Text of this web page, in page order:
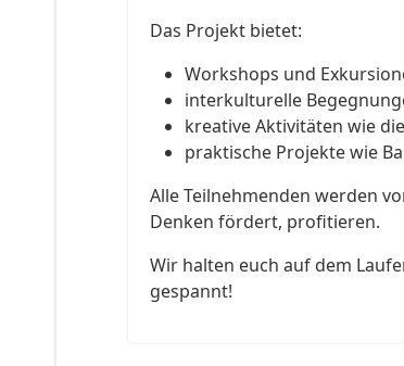
Das Projekt bietet:
Workshops und
interkulturelle
kreative Aktivitäten wie
praktische Projekte wie
Alle Teilnehmenden werden
Denken fördert, profitieren.
Wir halten euch auf dem
gespannt!